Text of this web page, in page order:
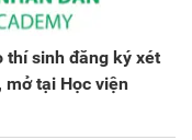
thí sinh đăng ký xét
mở tại Học viện